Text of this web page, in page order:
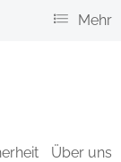
Mehr
Über uns